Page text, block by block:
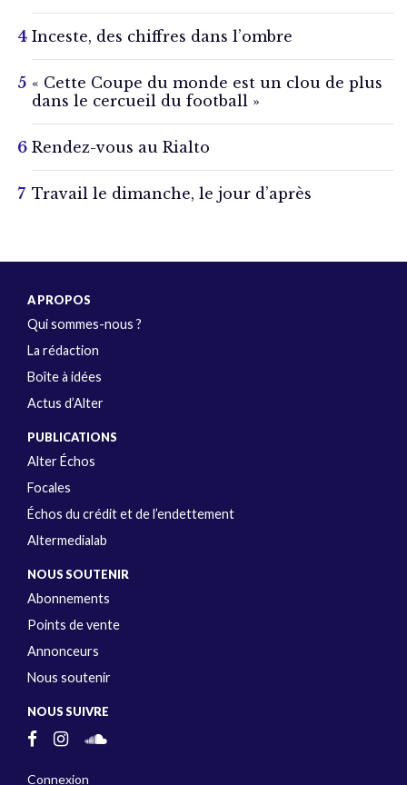
Inceste, des chiffres dans l’ombre
« Cette Coupe du monde est un clou de plus
dans le cercueil du football »
Rendez-vous au Rialto
Travail le dimanche, le jour d’après
A PROPOS
Qui sommes-nous ?
La rédaction
Boîte à idées
Actus d’Alter
PUBLICATIONS
Alter Échos
Focales
Échos du crédit et de l’endettement
Altermedialab
NOUS SOUTENIR
Abonnements
Points de vente
Annonceurs
Nous soutenir
NOUS SUIVRE
Connexion